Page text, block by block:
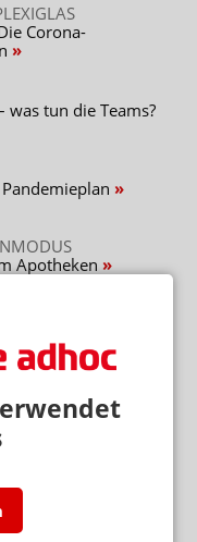
Corona-
was tun die Teams?
Apotheken
UND
sich nicht
Beginn einer
KINO
in Baden-